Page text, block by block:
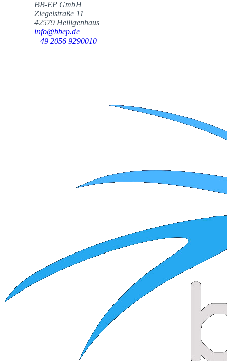
BB-EP GmbH
Ziegelstraße 11
42579 Heiligenhaus
info@bbep.de
+49 2056 9290010